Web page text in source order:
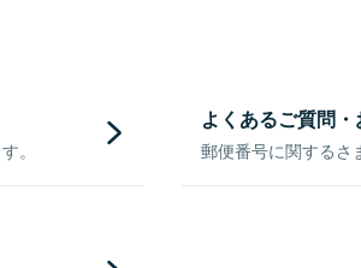
。
よくあるご質問
郵便番号に関するさ